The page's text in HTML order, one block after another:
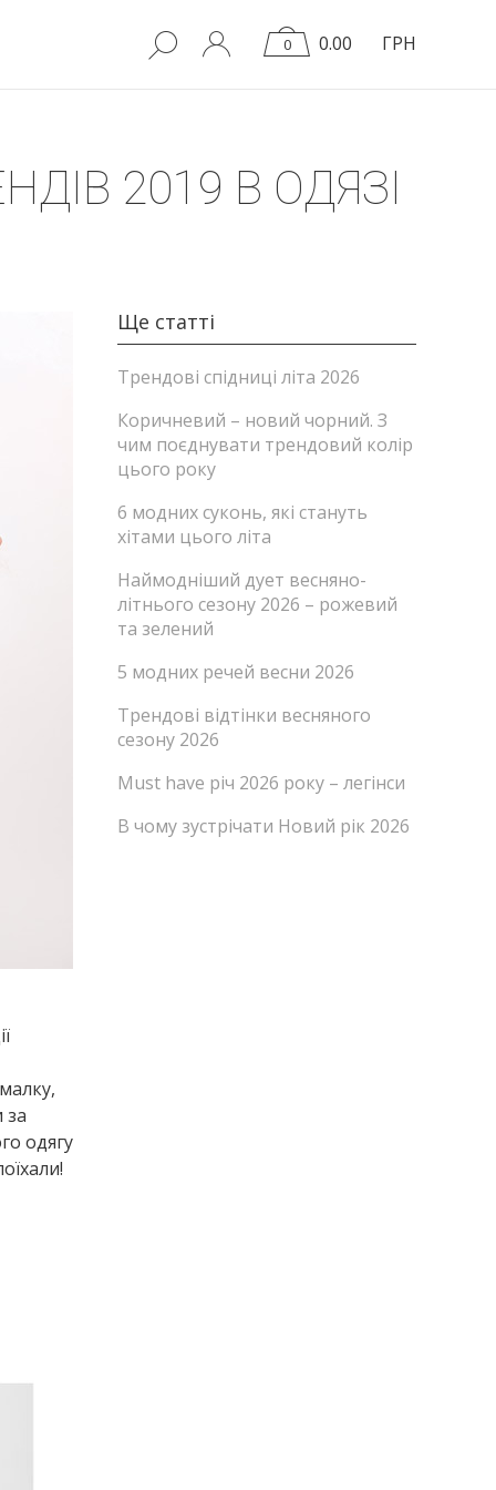
0 0.00 ГРН
2019 В ОДЯЗІ
за
одягу
Ще статті
Трендові спідниці літа 2026
Коричневий – новий чорний. З
чим поєднувати трендовий колір
цього року
6 модних суконь, які стануть
хітами цього літа
Наймодніший дует весняно-
літнього сезону 2026 – рожевий
та зелений
5 модних речей весни 2026
Трендові відтінки весняного
сезону 2026
Must have річ 2026 року – легінси
В чому зустрічати Новий рік 2026